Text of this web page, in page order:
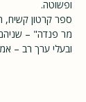
ופשוטה.
ספר קרטון
מר פנדה" –
ובעלי ערך רב –